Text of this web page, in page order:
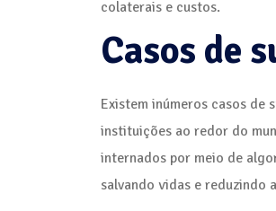
colaterais e custos.
Casos de
Existem inúmeros casos de
instituições ao redor do
internados por meio de
salvando vidas e reduzindo